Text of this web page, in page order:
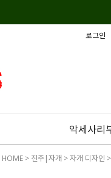
로그인
악세사리
HOME > 진주|자개 >자개 디자인